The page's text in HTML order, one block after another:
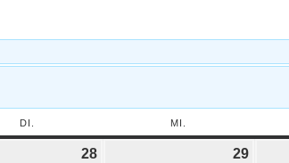
DI. MI.
28 29